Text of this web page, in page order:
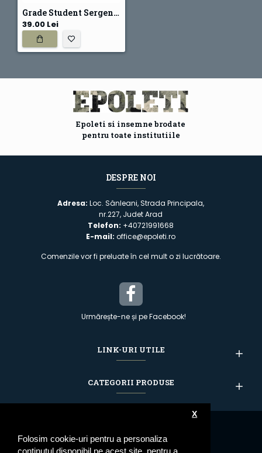
Folosim cookie-uri pentru a personaliza
X
Grade Student Sergent Major - Forte Navale combat
39.00 Lei
Epoleti si insemne brodate
pentru toate institutiile
DESPRE NOI
Adresa:Loc. Sânleani, Strada Principala,
nr.227, Judet Arad
Telefon: +40721991668
E-mail: office@epoleti.ro
Comenzile vor fi preluate în cel mult o zi lucrătoare.
Urmărește-ne și pe Facebook!
LINK-URI UTILE
CATEGORII PRODUSE